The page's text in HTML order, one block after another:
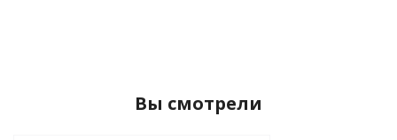
Вы смотрели